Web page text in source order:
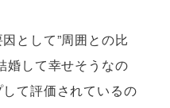
として”周囲との比
婚して幸せそうなの
て評価されているの